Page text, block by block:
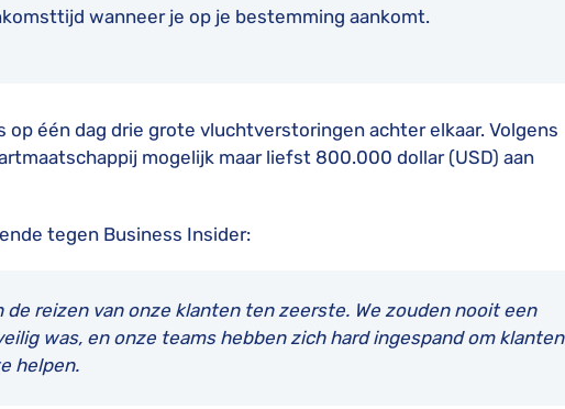
wanneer je op je bestemming aankomt.
één dag drie grote vluchtverstoringen achter elkaar. Volgens
mogelijk maar liefst 800.000 dollar (USD) aan
tegen Business Insider:
de reizen van onze klanten ten zeerste. We zouden nooit een
was, en onze teams hebben zich hard ingespand om klanten
helpen.